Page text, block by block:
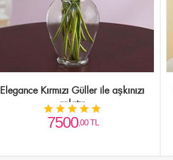
Elegance Kırmızı Güller ile aşkınızı
anlatın
7500,00 TL